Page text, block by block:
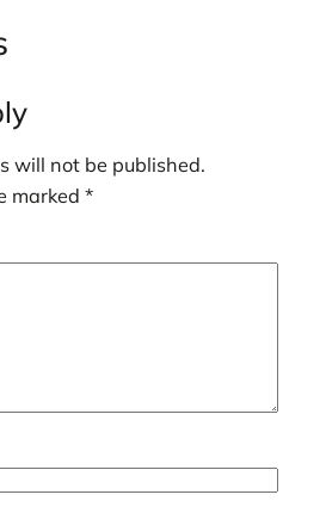
will not be published.
marked *